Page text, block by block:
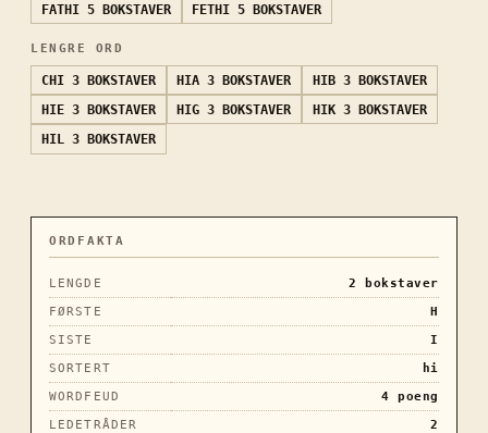
FATHI 5 BOKSTAVER FETHI 5 BOKSTAVER
LENGRE ORD
CHI 3 BOKSTAVER HIA 3 BOKSTAVER HIB 3 BOKSTAVER
HIE 3 BOKSTAVER HIG 3 BOKSTAVER HIK 3 BOKSTAVER
HIL 3 BOKSTAVER
ORDFAKTA
LENGDE 2
bokstaver
FØRSTE
H
SISTE
I
SORTERT
hi
WORDFEUD
4 poeng
LEDETRÅDER
2